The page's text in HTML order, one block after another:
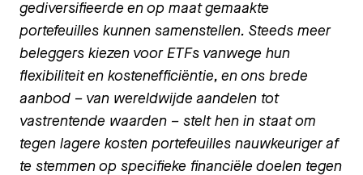
gediversifieerde en op maat gemaakte
portefeuilles kunnen samenstellen. Steeds meer
beleggers kiezen voor ETFs vanwege hun
flexibiliteit en kostenefficiëntie, en ons brede
aanbod – van wereldwijde aandelen tot
vastrentende waarden – stelt hen in staat om
tegen lagere kosten portefeuilles nauwkeuriger af
te stemmen op specifieke financiële doelen tegen